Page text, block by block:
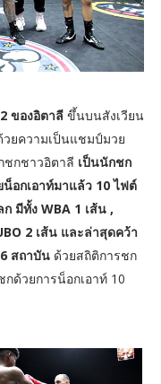
ของอิตาลี ขึ้นบนสังเวียน
ยความเป็นแชมป์มวย
ชกชาวอิตาลี เป็นนักชก
อกเอาท์มาแล้ว 10 ไฟต์
มีทั้ง WBA 1 เส้น ,
2 เส้น และล่าสุดคว้า
สถาบันด้วยสถิติการชก
ด้วยการน็อกเอาท์ 10